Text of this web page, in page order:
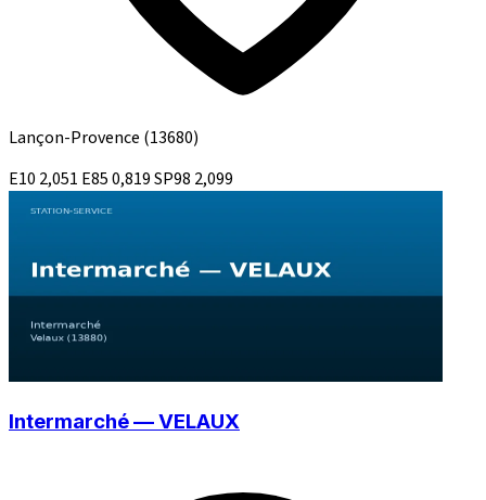
Lançon-Provence (13680)
E10 2,051 E850,819SP98 2,099
Intermarché — VELAUX